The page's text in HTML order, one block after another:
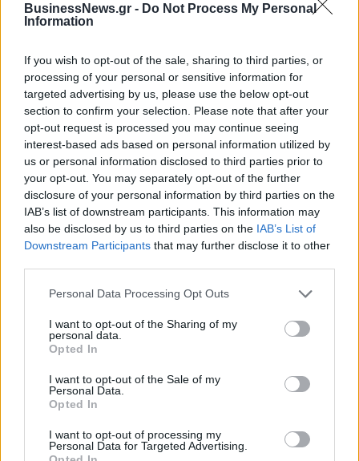
BusinessNews.gr - Do Not Process My Personal
Information
If you wish to opt-out of the sale, sharing to third parties, or
processing of your personal or sensitive information for
targeted advertising by us, please use the below opt-out
section to confirm your selection. Please note that after your
opt-out request is processed you may continue seeing
interest-based ads based on personal information utilized by
us or personal information disclosed to third parties prior to
your opt-out. You may separately opt-out of the further
disclosure of your personal information by third parties on the
IAB’s list of downstream participants. This information may
also be disclosed by us to third parties on the IAB’s List of
Downstream Participants that may further disclose it to other
Personal Data Processing Opt Outs
I want to opt-out of the Sharing of my
personal data.
Opted In
I want to opt-out of the Sale of my
Personal Data.
Opted In
I want to opt-out of processing my
Personal Data for Targeted Advertising.
Viohalco: Αυξημένος κατά 14%
ο τζίρος στο α' εξάμηνο, στα 4,3
δισ. ευρώ – Στα 446 εκατ. ευρώ
τα EBITDA
ΥΠΕΘΟΟ: Νέες επενδύσεις 1
δισ. ευρώ ως το 2028 για την
Ενέργεια
Η συμφωνία Arval-Athlon αναδιαμορφώνει την αγορά leasing
VW: Η δύσκολη εξίσωση της
αναδιάρθρωσης
18η συνεχόμενη χρονιά για τον
ΟΤΕ στη διεθνή σειρά δεικτών
Alpha Bank: Για πρώτη φορά το Αρχαίο Θέατρο Επιδαύρου άνοιξε τις
πύλες του σε όλους
ESG Report 2025: Πώς η ΑΒ Βασιλόπουλος μετατρέπει τη
βιωσιμότητα σε καθημερινή πράξη